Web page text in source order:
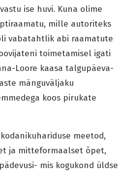
ise huvi. Kuna olime
mille autoriteks
vabatahtlik abi raamatute
toimetamisel igati
Loore kaasa talgupäeva-
mänguväljaku
koos pirukate
meetod,
ja mitteformaalset õpet,
mis kogukond üldse